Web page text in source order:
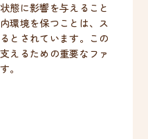
態に影響を与えること
環境を保つことは、ス
とされています。この
えるための重要なファ
。